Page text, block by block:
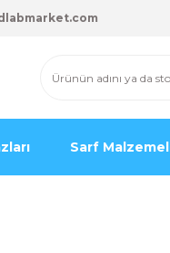
Sarf